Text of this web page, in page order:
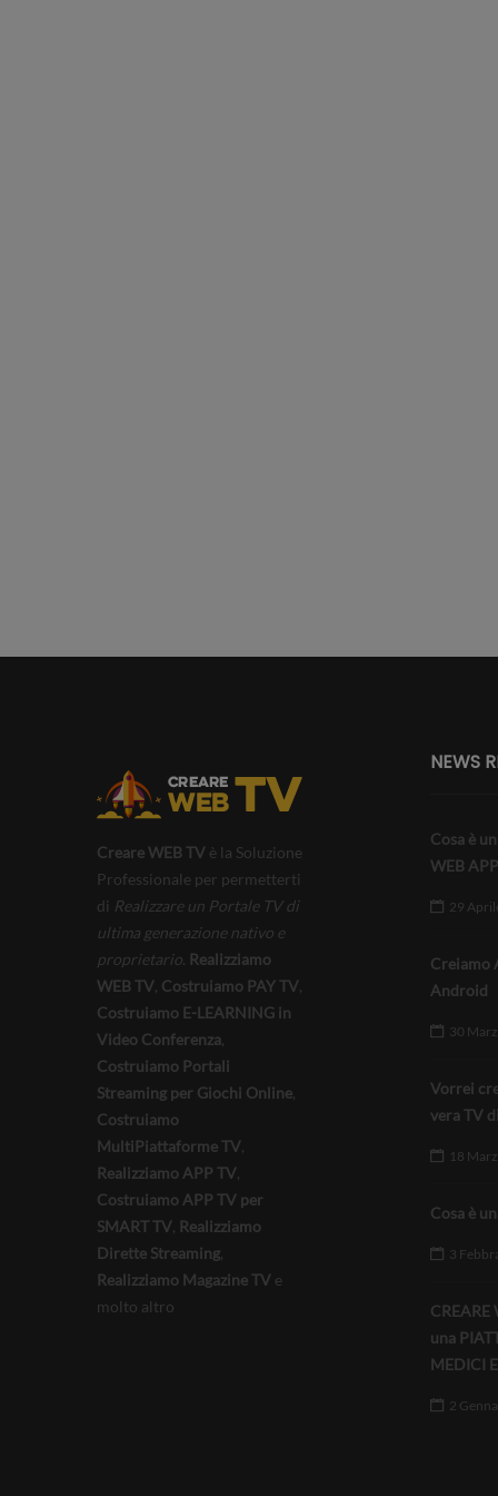
Creare WEB TV è la Soluzione
Professionale per permetterti
di Realizzare un Portale TV di
ultima generazione nativo e
proprietario. Realizziamo
WEB TV, Costruiamo PAY TV,
Costruiamo E-LEARNING in
Video Conferenza,
Costruiamo Portali
Streaming per Giochi Online,
Costruiamo
MultiPiattaforme TV,
Realizziamo APP TV,
Costruiamo APP TV per
SMART TV, Realizziamo
Dirette Streaming,
Realizziamo Magazine TV e
molto altro
NEWS
Cosa è
WEB APP
29
Creiamo
Android
30
Vorrei
vera TV
18
Cosa è
3
CREARE
una
MEDICI
2